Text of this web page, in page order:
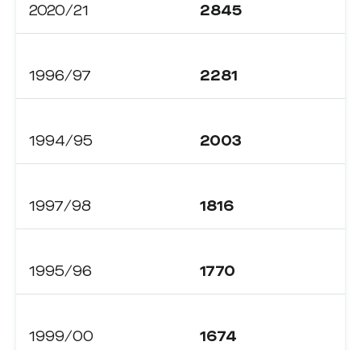
2020/21 2845
1996/97 2281
1994/95 2003
1997/98 1816
1995/96 1770
1999/00 1674